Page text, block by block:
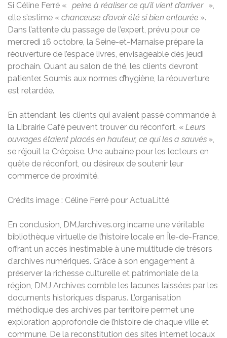
Si Céline Ferré « peine à réaliser ce qu’il vient d’arriver »,
elle s’estime « chanceuse d’avoir été si bien entourée ».
Dans l’attente du passage de l’expert, prévu pour ce
mercredi 16 octobre, la Seine-et-Marnaise prépare la
réouverture de l’espace livres, envisageable dès jeudi
prochain. Quant au salon de thé, les clients devront
patienter. Soumis aux normes d’hygiène, la réouverture
est retardée.
En attendant, les clients qui avaient passé commande à
la Librairie Café peuvent trouver du réconfort. « Leurs
ouvrages étaient placés en hauteur, ce qui les a sauvés »,
se réjouit la Créçoise. Une aubaine pour les lecteurs en
quête de réconfort, ou désireux de soutenir leur
commerce de proximité.
Crédits image : Céline Ferré pour ActuaLitté
En conclusion, DMJarchives.org incarne une véritable
bibliothèque virtuelle de l’histoire locale en Île-de-France,
offrant un accès inestimable à une multitude de trésors
d’archives numériques. Grâce à son engagement à
préserver la richesse culturelle et patrimoniale de la
région, DMJ Archives comble les lacunes laissées par les
documents historiques disparus. L’organisation
méthodique des archives par territoire permet une
exploration approfondie de l’histoire de chaque ville et
commune. De la reconstitution des sites internet locaux